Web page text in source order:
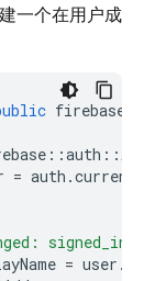
一个在用户成
firebase
::auth ::Auth
= auth .
signed_in %s
= user .